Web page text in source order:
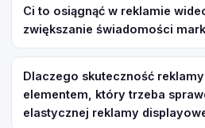
Ci to osiągnąć w reklamie
zwiększanie świadomości
Dlaczego skuteczność
elementem, który trzeba
elastycznej reklamy